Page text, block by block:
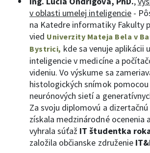
v oblasti umelej inteligencie-
na Katedre informatiky Fakulty
vied Univerzity Mateja Bela v
Bystrici, kde sa venuje aplikácii
inteligencie v medicíne a
videniu. Vo výskume sa
histologických snímok pomocou
neurónových sietí a
Za svoju diplomovú a dizertačnú
získala medzinárodné ocenenia
vyhrala súťaž IT študentka
založila občianske združenie